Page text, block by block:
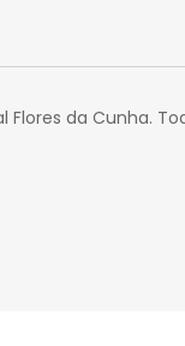
Flores da Cunha.